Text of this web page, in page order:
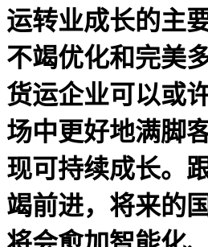
运转业成长的主
不竭优化和完美
货运企业可以或
场中更好地满脚
现可持续成长。
竭前进，将来的